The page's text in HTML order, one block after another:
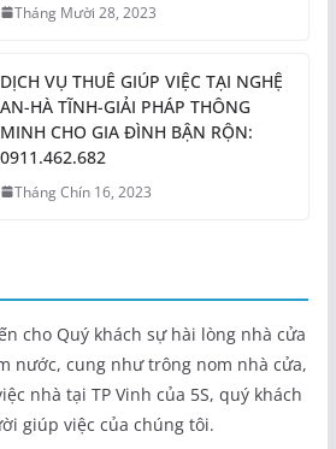
Tháng Mười 28, 2023
DỊCH VỤ THUÊ GIÚP VIỆC TẠI NGHỆ
AN-HÀ TĨNH-GIẢI PHÁP THÔNG
MINH CHO GIA ĐÌNH BẬN RỘN:
0911.462.682
Tháng Chín 16, 2023
cho Quý khách sự hài lòng nhà cửa
nước, cung như trông nom nhà cửa,
nhà tại TP Vinh của 5S, quý khách
giúp việc của chúng tôi.